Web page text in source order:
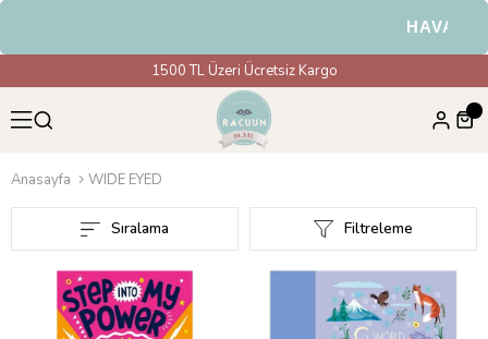
HAVALE &
1500 TL Üzeri Ücretsiz Kargo
Anasayfa WIDE EYED
Filtreleme
Sıralama